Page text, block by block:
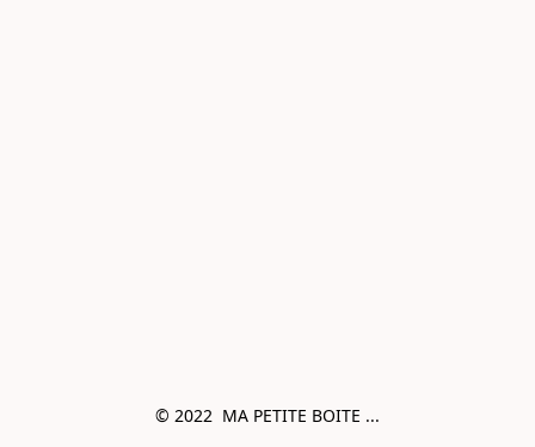
© 2022  MA PETITE BOITE ...